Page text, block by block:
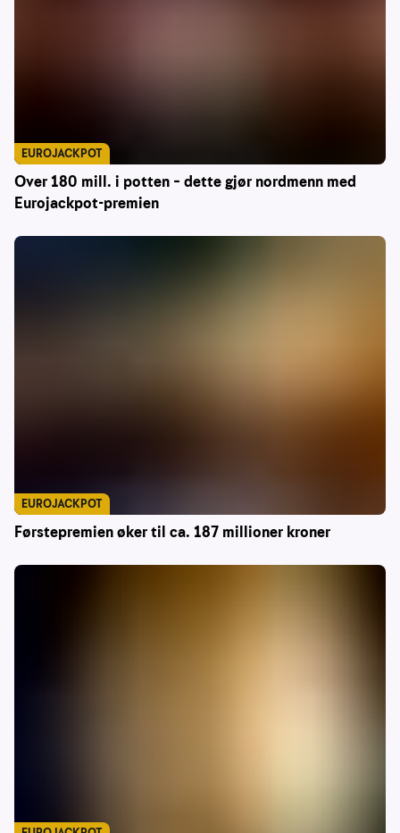
Over 180 mill. i potten – dette gjør nordmenn med
Eurojackpot-premien
EUROJACKPOT
Førstepremien øker til ca. 187 millioner kroner
EUROJACKPOT